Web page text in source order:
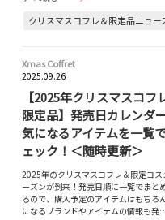
クリスマスコフレ＆限定品ニュー
Xmas Coffret
2025.09.26
【2025年クリスマスコフ
限定品】発売日カレンダ
気になるアイテムを一覧
ェック！＜随時更新＞
2025年のクリスマスコフレ＆限定コス
ーズンが到来！発売日順に一覧でまと
るので、購入予定のアイテムはもちろ
になるブランドやアイテムの情報も発